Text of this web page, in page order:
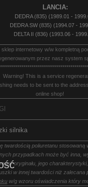
LANCIA:
DEDRA (835) (1989.01 -
DEDRA SW (835) (1994.07 -
DELTA II (836) (1993.06 -
internetowy w/w kompletną
przez nasz system
Warning! This is a service
needs to be sent to the
online shop!
silnika
twardością poliuretanu
przypadkach może być inna,
oryginału, jego
w innej twardości niż zalecana
w/g wzoru oświadczenia który